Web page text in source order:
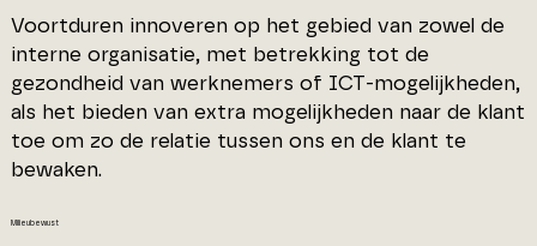
Voortduren innoveren op het gebied van zowel de
interne organisatie, met betrekking tot de
gezondheid van werknemers of ICT-mogelijkheden,
als het bieden van extra mogelijkheden naar de klant
toe om zo de relatie tussen ons en de klant te
bewaken.
Milieubewust